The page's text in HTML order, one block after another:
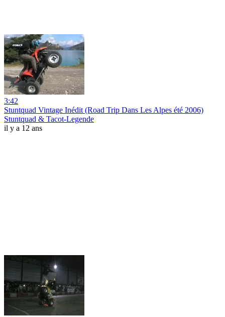
3:42
Stuntquad Vintage Inédit (Road Trip Dans Les Alpes été 2006)
Stuntquad & Tacot-Legende
il y a 12 ans